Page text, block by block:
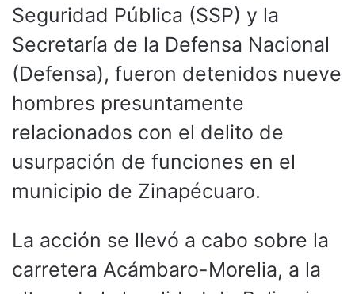
Seguridad Pública (SSP) y la
Secretaría de la Defensa Nacional
(Defensa), fueron detenidos nueve
hombres presuntamente
relacionados con el delito de
usurpación de funciones en el
municipio de Zinapécuaro.
La acción se llevó a cabo sobre la
carretera Acámbaro-Morelia, a la